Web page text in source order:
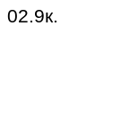
02.9к.